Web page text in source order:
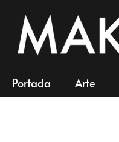
Portada Arte